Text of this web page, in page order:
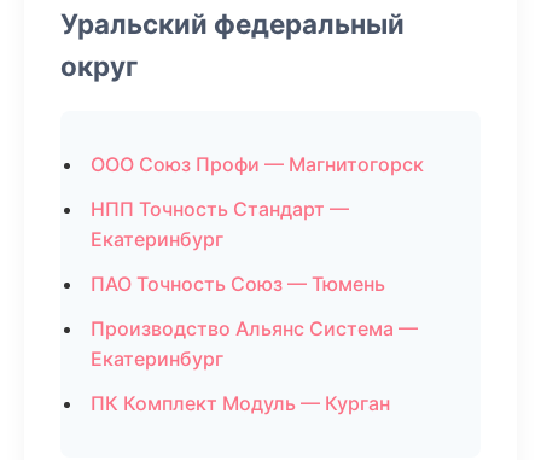
Уральский федеральный
округ
ООО Союз Профи — Магнитогорск
НПП Точность Стандарт —
Екатеринбург
ПАО Точность Союз — Тюмень
Производство Альянс Система —
Екатеринбург
ПК Комплект Модуль — Курган